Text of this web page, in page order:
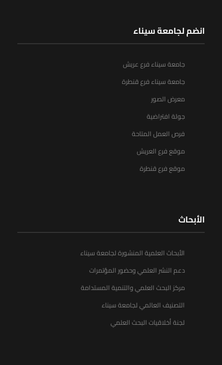
انضم لجامعة سيناء
جامعة سيناء فرع عريش
جامعة سيناء فرع قنطرة
معرض الصور
جولة افتراضية
فرص العمل المتاحة
موقع فرع العريش
موقع فرع قنطرة
الأبحاث
الأبحاث العلمية المنشورة لجامعة سيناء
دعم النشر العلمي وحضور المؤتمرات
مركز البحث العلمي والتنمية المستدامة
التصنيف العالمي لجامعة سيناء
لجنة أخلاقيات البحث العلمي